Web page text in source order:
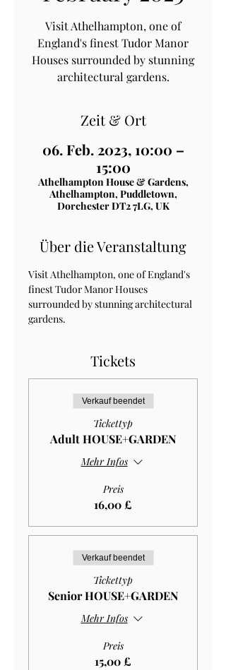
Visit Athelhampton, one of
England's finest Tudor Manor
Houses surrounded by stunning
architectural gardens.
Zeit & Ort
06. Feb. 2023, 10:00 –
15:00
Athelhampton House & Gardens,
Athelhampton, Puddletown,
Dorchester DT2 7LG, UK
Über die Veranstaltung
Visit Athelhampton, one of England's
finest Tudor Manor Houses
surrounded by stunning architectural
gardens.
Tickets
Verkauf beendet
Tickettyp
Adult HOUSE+GARDEN
Mehr Infos
Preis
16,00 £
Verkauf beendet
Tickettyp
Senior HOUSE+GARDEN
Mehr Infos
Preis
15,00 £